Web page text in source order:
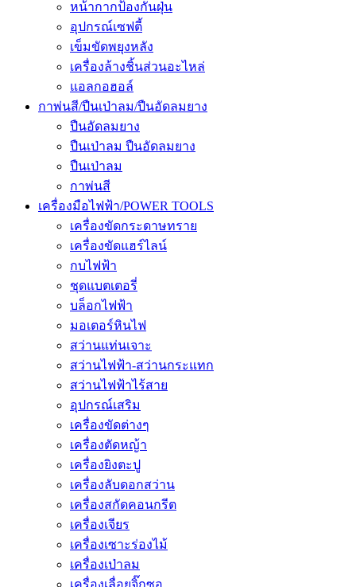
หน้ากากป้องกันฝุ่น
อุปกรณ์เซฟตี้
เข็มขัดพยุงหลัง
เครื่องล้างชิ้นส่วนอะไหล่
แอลกอฮอล์
กาพ่นสี/ปืนเป่าลม/ปืนอัดลมยาง
ปืนอัดลมยาง
ปืนเป่าลม ปืนอัดลมยาง
ปืนเป่าลม
กาพ่นสี
เครื่องมือไฟฟ้า/POWER TOOLS
เครื่องขัดกระดาษทราย
เครื่องขัดแฮร์ไลน์
กบไฟฟ้า
ชุดแบตเตอรี่
บล็อกไฟฟ้า
มอเตอร์หินไฟ
สว่านแท่นเจาะ
สว่านไฟฟ้า-สว่านกระแทก
สว่านไฟฟ้าไร้สาย
อุปกรณ์เสริม
เครื่องขัดต่างๆ
เครื่องตัดหญ้า
เครื่องยิงตะปู
เครื่องลับดอกสว่าน
เครื่องสกัดคอนกรีต
เครื่องเจียร
เครื่องเซาะร่องไม้
เครื่องเป่าลม
เครื่องเลื่อยจิ๊กซอ